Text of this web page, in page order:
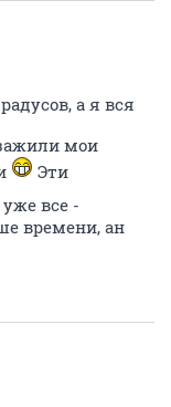
а я вся
мои
Эти
все -
времени, ан